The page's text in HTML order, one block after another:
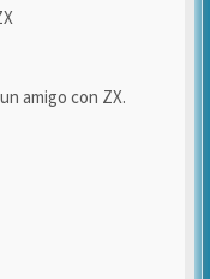
amigo con ZX.